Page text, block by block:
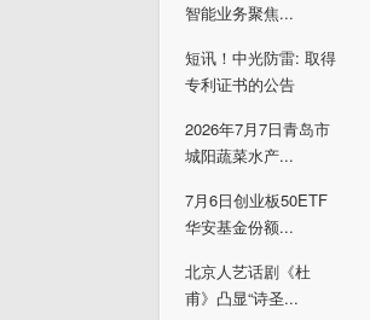
智能业务聚焦...
短讯！中光防雷: 取得
专利证书的公告
2026年7月7日青岛市
城阳蔬菜水产...
7月6日创业板50ETF
华安基金份额...
北京人艺话剧《杜
甫》凸显“诗圣...